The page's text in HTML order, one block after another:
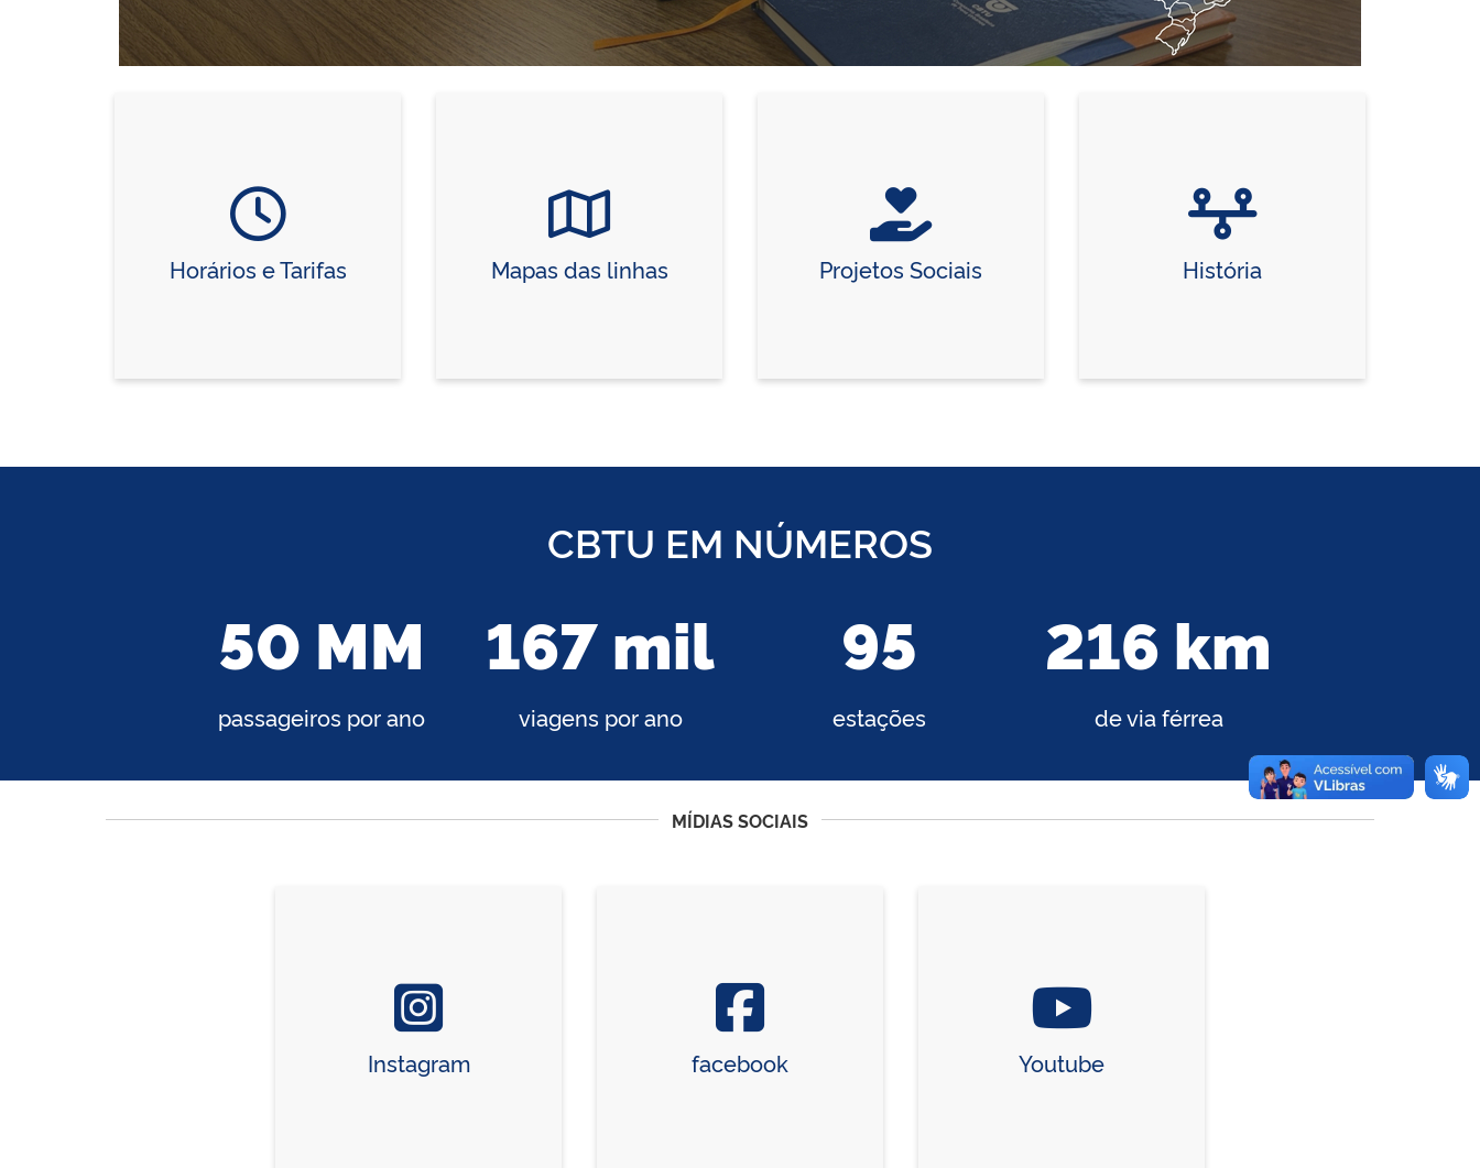
Horários e Tarifas Mapas das linhas Projetos Sociais História
CBTU EM NÚMEROS
50 MM
passageiros por ano
167 mil
viagens por ano
95
estações
216 km
de via férrea
MÍDIAS SOCIAIS
Instagram facebook Youtube